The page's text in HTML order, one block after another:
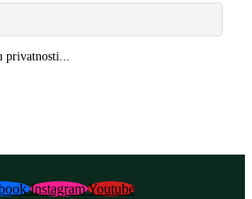
InstagramYoutube